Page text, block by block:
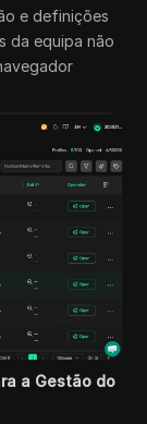
e definições
da equipa não
a Gestão do